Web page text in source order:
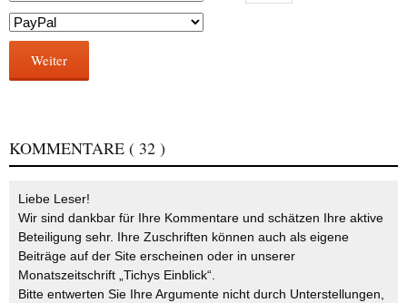
Weiter
KOMMENTARE ( 32 )
Liebe Leser!
Wir sind dankbar für Ihre Kommentare und schätzen Ihre aktive
Beteiligung sehr. Ihre Zuschriften können auch als eigene
Beiträge auf der Site erscheinen oder in unserer
Monatszeitschrift „Tichys Einblick“.
Bitte entwerten Sie Ihre Argumente nicht durch Unterstellungen,